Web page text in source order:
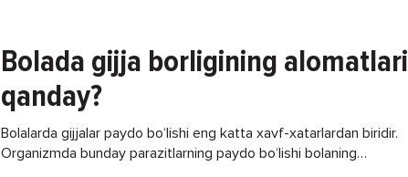
Bolada gijja borligining alomatlari
qanday?
Bolalarda gijjalar paydo bo‘lishi eng katta xavf-xatarlardan biridir.
Organizmda bunday parazitlarning paydo bo‘lishi bolaning